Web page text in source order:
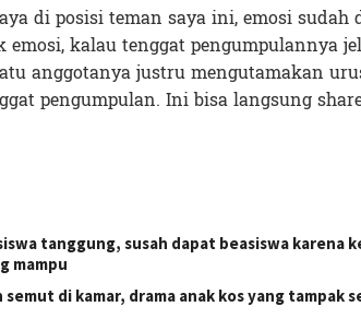
di posisi teman saya ini, emosi sudah
emosi, kalau tenggat pengumpulannya
anggotanya justru mengutamakan
pengumpulan. Ini bisa langsung
tanggung, susah dapat beasiswa karena
mampu
semut di kamar, drama anak kos yang tampak